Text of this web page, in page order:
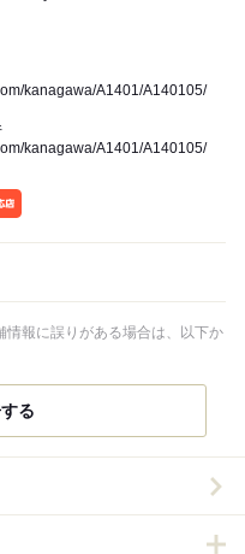
kanagawa/A1401/A140105/
kanagawa/A1401/A140105/
報に誤りがある場合は、以下か
る